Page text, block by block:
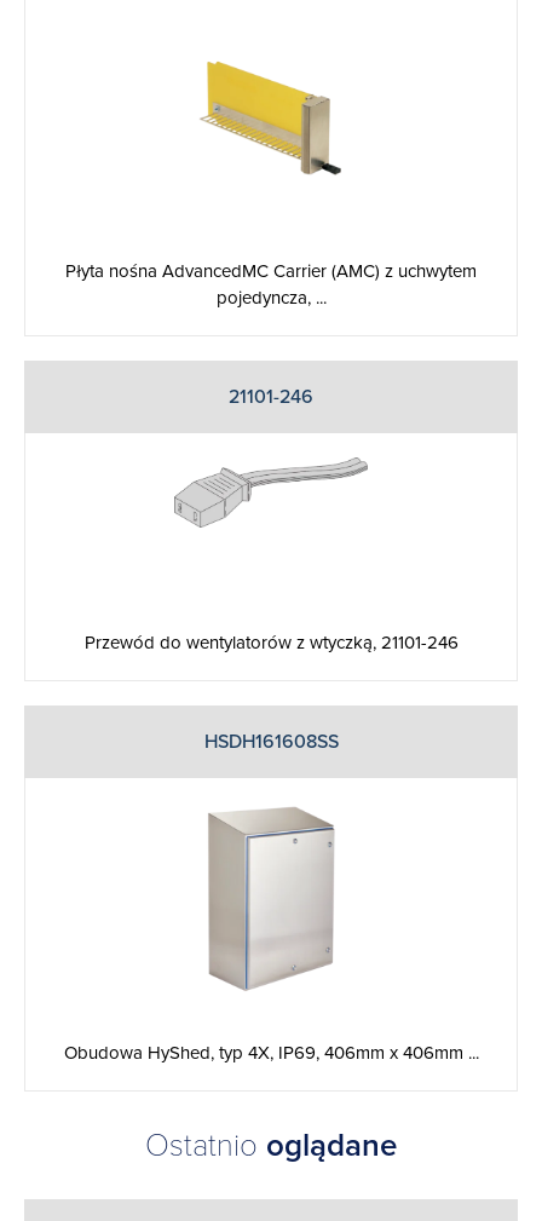
Płyta nośna AdvancedMC Carrier (AMC) z uchwytem
pojedyncza, ...
21101-246
Przewód do wentylatorów z wtyczką, 21101-246
HSDH161608SS
Obudowa HyShed, typ 4X, IP69, 406mm x 406mm ...
Ostatnio oglądane